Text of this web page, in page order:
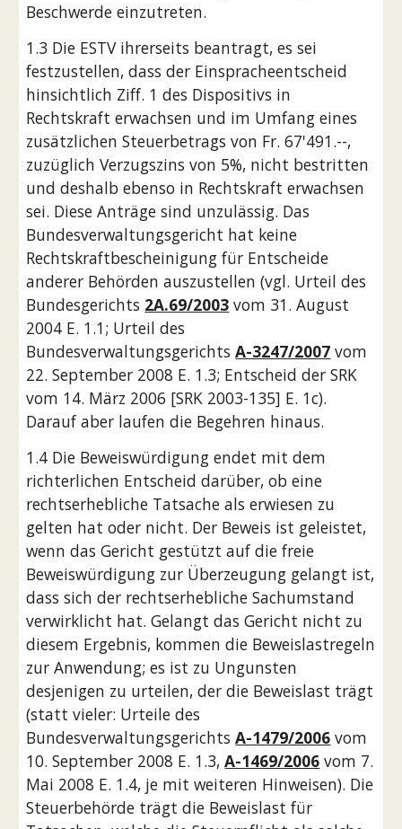
Beschwerde einzutreten.
1.3 Die ESTV ihrerseits beantragt, es sei
festzustellen, dass der Einspracheentscheid
hinsichtlich Ziff. 1 des Dispositivs in
Rechtskraft erwachsen und im Umfang eines
zusätzlichen Steuerbetrags von Fr. 67'491.--,
zuzüglich Verzugszins von 5%, nicht bestritten
und deshalb ebenso in Rechtskraft erwachsen
sei. Diese Anträge sind unzulässig. Das
Bundesverwaltungsgericht hat keine
Rechtskraftbescheinigung für Entscheide
anderer Behörden auszustellen (vgl. Urteil des
Bundesgerichts 2A.69/2003 vom 31. August
2004 E. 1.1; Urteil des
Bundesverwaltungsgerichts A-3247/2007 vom
22. September 2008 E. 1.3; Entscheid der SRK
vom 14. März 2006 [SRK 2003-135] E. 1c).
Darauf aber laufen die Begehren hinaus.
1.4 Die Beweiswürdigung endet mit dem
richterlichen Entscheid darüber, ob eine
rechtserhebliche Tatsache als erwiesen zu
gelten hat oder nicht. Der Beweis ist geleistet,
wenn das Gericht gestützt auf die freie
Beweiswürdigung zur Überzeugung gelangt ist,
dass sich der rechtserhebliche Sachumstand
verwirklicht hat. Gelangt das Gericht nicht zu
diesem Ergebnis, kommen die Beweislastregeln
zur Anwendung; es ist zu Ungunsten
desjenigen zu urteilen, der die Beweislast trägt
(statt vieler: Urteile des
Bundesverwaltungsgerichts A-1479/2006 vom
10. September 2008 E. 1.3, A-1469/2006 vom 7.
Mai 2008 E. 1.4, je mit weiteren Hinweisen). Die
Steuerbehörde trägt die Beweislast für